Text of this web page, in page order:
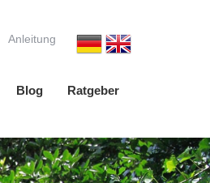
Blog Ratgeber
Anleitung